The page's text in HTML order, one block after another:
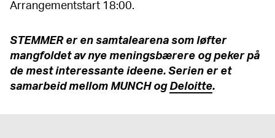
Arrangementstart 18:00.
STEMMER er en samtalearena som løfter
mangfoldet av nye meningsbærere og peker på
de mest interessante ideene. Serien er et
samarbeid mellom MUNCH ogDeloitte.